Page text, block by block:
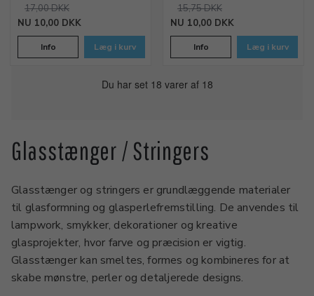
10,00 DKK
17,00 DKK
Info Læg i kurv
10,00 DKK
15,75 DKK
Info Læg i kurv
Du har set 18 varer af 18
Glasstænger / Stringers
Glasstænger og stringers er grundlæggende materialer
til glasformning og glasperlefremstilling. De anvendes til
lampwork, smykker, dekorationer og kreative
glasprojekter, hvor farve og præcision er vigtig.
Glasstænger kan smeltes, formes og kombineres for at
skabe mønstre, perler og detaljerede designs.